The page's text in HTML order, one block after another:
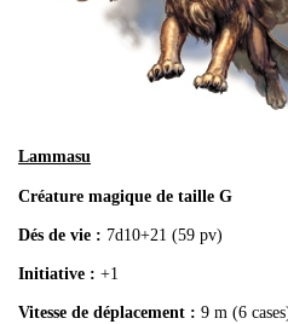
Lammasu
Créature magique de taille G
Dés de vie : 7d10+21 (59 pv)
Initiative : +1
Vitesse de déplacement : 9 m (6